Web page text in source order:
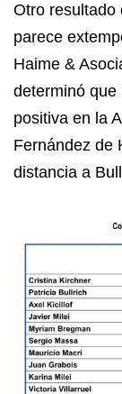
Otro resultado
parece
Haime &
determinó que
positiva en la
Fernández de
distancia a